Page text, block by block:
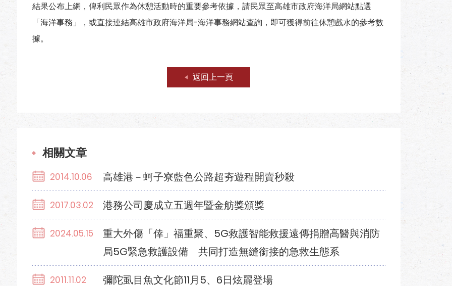
結果公布上網，俾利民眾作為休憩活動時的重要參考依據，請民眾至高雄市政府海洋局網站點選
「海洋事務」，或直接連結高雄市政府海洋局-海洋事務網站查詢，即可獲得前往休憩戲水的參考數
據。
返回上一頁
相關文章
2014.10.06 高雄港－蚵子寮藍色公路超夯遊程開賣秒殺
2017.03.02 港務公司慶成立五週年暨金舫獎頒獎
2024.05.15
重大外傷「倖」福重聚、5G救護智能救援遠傳捐贈高醫與消防
局5G緊急救護設備 共同打造無縫銜接的急救生態系
2011.11.02 彌陀虱目魚文化節11月5、6日炫麗登場